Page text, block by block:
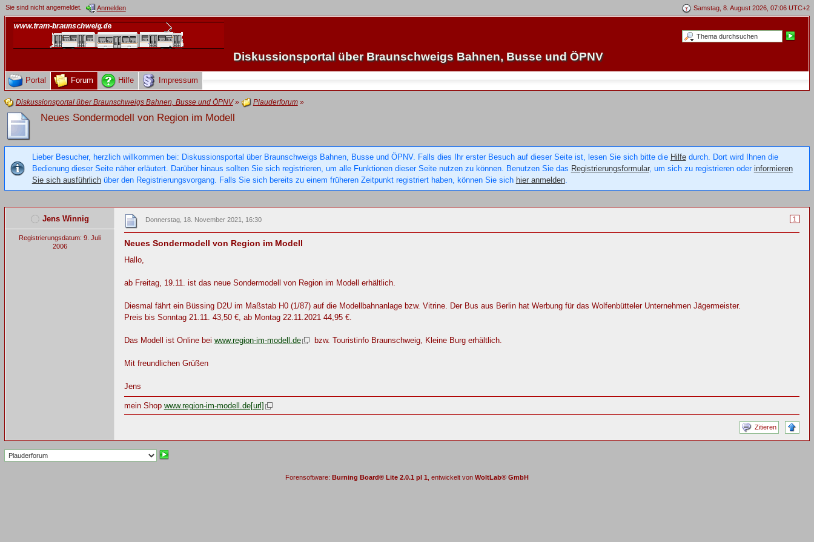
Samstag, 8. August 2026, 07:06 UTC+2
Sie sind nicht angemeldet. Anmelden
Diskussionsportal über Braunschweigs Bahnen, Busse und ÖPNV
Portal Forum Hilfe Impressum
Diskussionsportal über Braunschweigs Bahnen, Busse und ÖPNV» Plauderforum»
Neues Sondermodell von Region im Modell
Lieber Besucher, herzlich willkommen bei: Diskussionsportal über Braunschweigs Bahnen, Busse und ÖPNV. Falls dies Ihr erster Besuch auf dieser Seite ist, lesen Sie sich bitte die Hilfedurch. Dort wird Ihnen die
Bedienung dieser Seite näher erläutert. Darüber hinaus sollten Sie sich registrieren, um alle Funktionen dieser Seite nutzen zu können. Benutzen Sie das Registrierungsformular, um sich zu registrieren oder informieren
Sie sich ausführlichüber den Registrierungsvorgang. Falls Sie sich bereits zu einem früheren Zeitpunkt registriert haben, können Sie sich hier anmelden.
Jens Winnig
Registrierungsdatum: 9. Juli
2006
1
Donnerstag, 18. November 2021, 16:30
Neues Sondermodell von Region im Modell
Hallo,
ab Freitag, 19.11. ist das neue Sondermodell von Region im Modell erhältlich.
Diesmal fährt ein Büssing D2U im Maßstab H0 (1/87) auf die Modellbahnanlage bzw. Vitrine. Der Bus aus Berlin hat Werbung für das Wolfenbütteler Unternehmen Jägermeister.
Preis bis Sonntag 21.11. 43,50 €, ab Montag 22.11.2021 44,95 €.
Das Modell ist Online bei www.region-im-modell.de bzw. Touristinfo Braunschweig, Kleine Burg erhältlich.
Mit freundlichen Grüßen
Jens
mein Shop www.region-im-modell.de[url]
Zitieren
Forensoftware: Burning Board® Lite 2.0.1 pl 1 , entwickelt von WoltLab® GmbH